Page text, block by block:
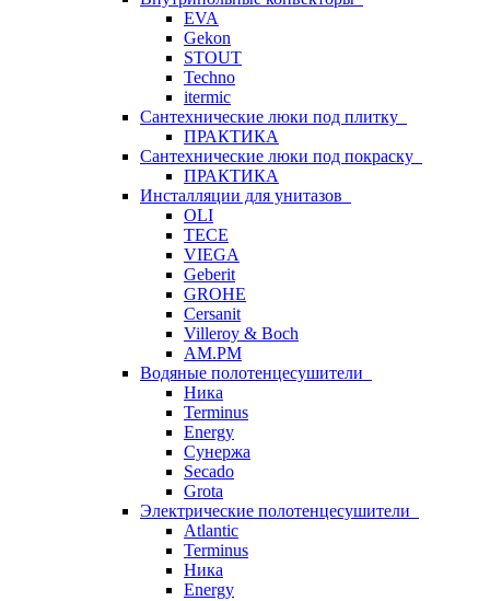
EVA
Gekon
STOUT
Techno
itermic
Сантехнические люки под плитку
ПРАКТИКА
Сантехнические люки под покраску
ПРАКТИКА
Инсталляции для унитазов
OLI
TECE
VIEGA
Geberit
GROHE
Cersanit
Villeroy & Boch
AM.PM
Водяные полотенцесушители
Ника
Terminus
Energy
Сунержа
Secado
Grota
Электрические полотенцесушители
Atlantic
Terminus
Ника
Energy